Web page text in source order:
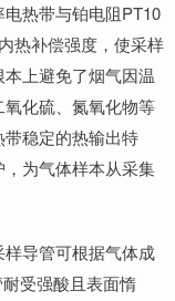
热带与铂电阻PT10
热补偿强度，使采样
上避免了烟气因温
化硫、氮氧化物等
稳定的热输出特
为气体样本从采集
导管可根据气体成
受强酸且表面惰